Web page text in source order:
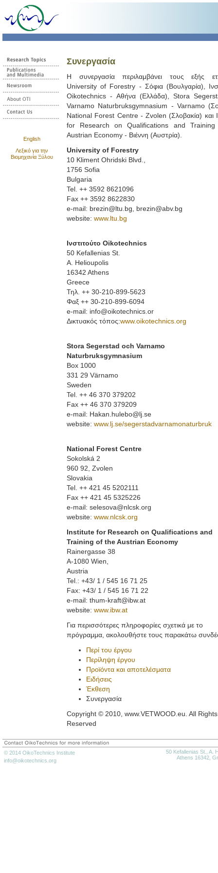
English
Λεξικό για την
Βιομηχανία Ξύλου
Συνεργασία
Η συνεργασία περιλαμβάνει τους εξής
University of Forestry - Σόφια (Βουλγαρία),
Oikotechnics - Αθήνα (Ελλάδα), Stora
Varnamo Naturbruksgymnasium - Varnamo
National Forest Centre - Zvolen (Σλοβακία) και
for Research on Qualifications and
Austrian Economy - Βιέννη (Αυστρία).
University of Forestry
10 Kliment Ohridski Blvd.,
1756 Sofia
Bulgaria
Tel. ++ 3592 8621096
Fax ++ 3592 8622830
e-mail: brezin@ltu.bg, brezin@abv.bg
website: www.ltu.bg
Ινστιτούτο Oikotechnics
50 Kefallenias St.
A. Helioupolis
16342 Athens
Greece
Τηλ. ++ 30-210-899-5623
Φαξ ++ 30-210-899-6094
e-mail: info@oikotechnics.or
Δικτυακός τόπος:www.oikotechnics.org
Stora Segerstad och Varnamo
Naturbruksgymnasium
Box 1000
331 29 Värnamo
Sweden
Tel. ++ 46 370 379202
Fax ++ 46 370 379209
e-mail: Hakan.hulebo@lj.se
website: www.lj.se/segerstadvarnamonaturbruk
National Forest Centre
Sokolská 2
960 92, Zvolen
Slovakia
Tel. ++ 421 45 5202111
Fax ++ 421 45 5325226
e-mail: selesova@nlcsk.org
website: www.nlcsk.org
Institute for Research on Qualifications and
Training of the Austrian Economy
Rainergasse 38
A-1080 Wien,
Austria
Tel.: +43/ 1 / 545 16 71 25
Fax: +43/ 1 / 545 16 71 22
e-mail: thum-kraft@ibw.at
website: www.ibw.at
Για περισσότερες πληροφορίες σχετικά με το
πρόγραμμα, ακολουθήστε τους παρακάτω
Περί του έργου
Περίληψη έργου
Προϊόντα και αποτελέσματα
Ειδήσεις
Έκθεση
Συνεργασία
Copyright © 2010, www.VETWOOD.eu. All Rights
Reserved
© 2014 OikoTechnics Institute
info@oikotechnics.org
50 Kefallenias St., A.
Athens 16342,